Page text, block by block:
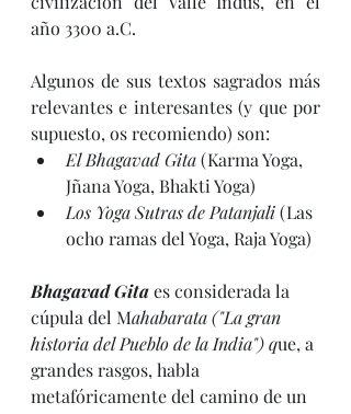
año 3300 a.C.
Algunos de sus textos sagrados más
relevantes e interesantes (y que por
supuesto, os recomiendo) son:
El Bhagavad Gita (Karma Yoga,
Jñana Yoga, Bhakti Yoga)
Los Yoga Sutras de Patanjali (Las
ocho ramas del Yoga, Raja Yoga)
Bhagavad Gitaes considerada la
cúpula del Mahabarata ("La gran
historia del Pueblo de la India") que, a
grandes rasgos, habla
metafóricamente del camino de un